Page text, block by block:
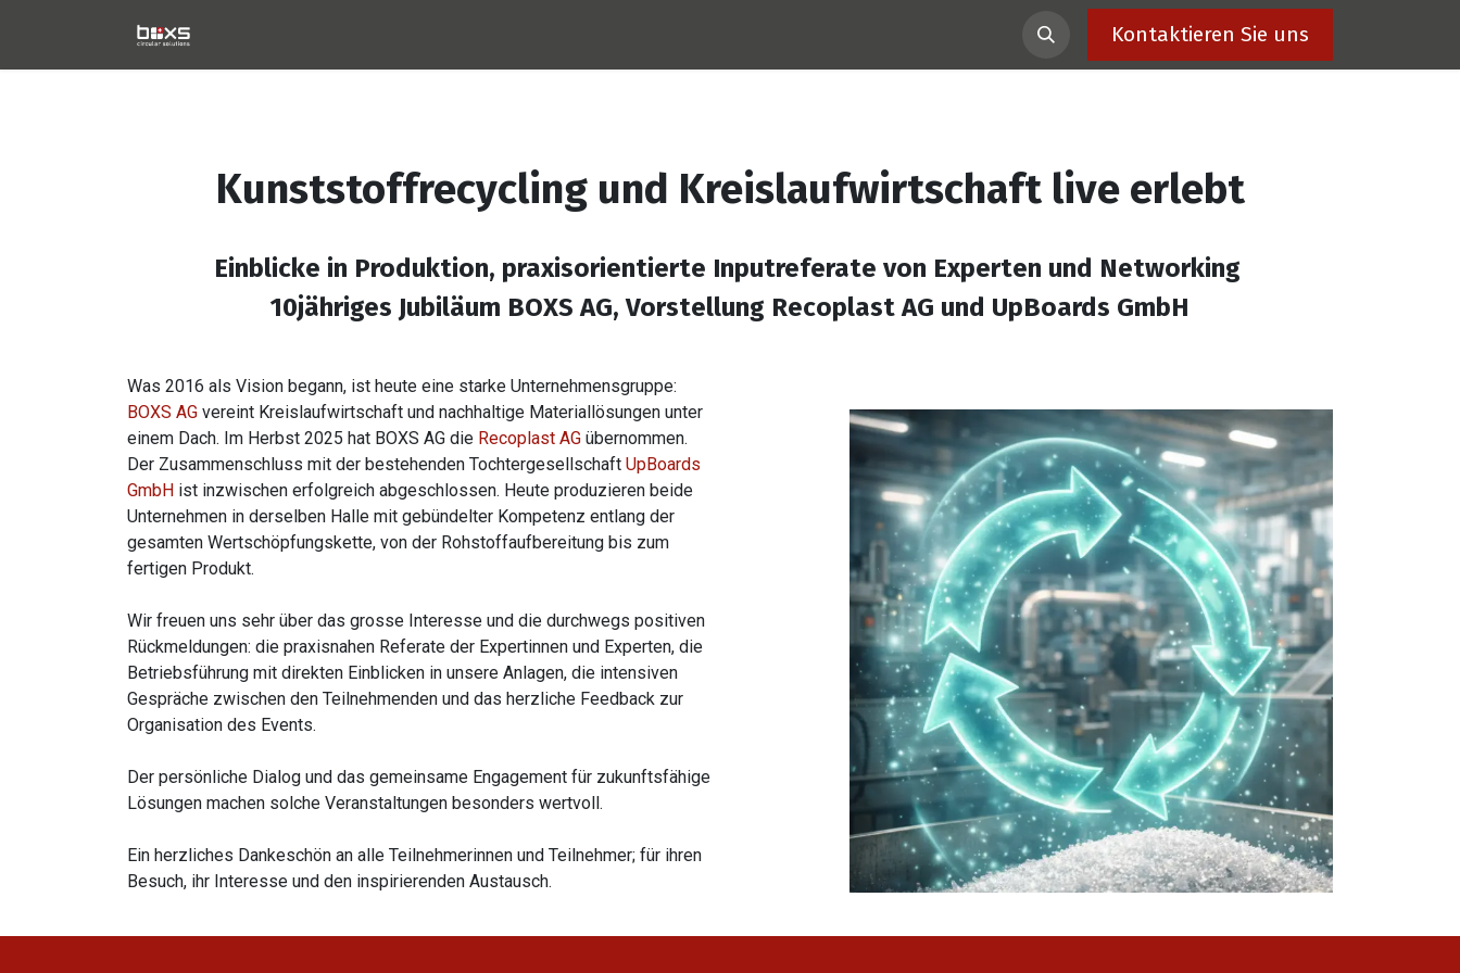
Kontaktieren Sie uns
Kunststoffrecycling und Kreislaufwirtschaft live erlebt
Einblicke in Produktion, praxisorientierte Inputreferate von Experten und Networking
10jähriges Jubiläum BOXS AG, Vorstellung Recoplast AG und UpBoards GmbH
Was 2016 als Vision begann, ist heute eine starke Unternehmensgruppe:
BOXS AG vereint Kreislaufwirtschaft und nachhaltige Materiallösungen unter
einem Dach. Im Herbst 2025 hat BOXS AG die Recoplast AG übernommen.
Der Zusammenschluss mit der bestehenden Tochtergesellschaft UpBoards
GmbH ist inzwischen erfolgreich abgeschlossen. Heute produzieren beide
Unternehmen in derselben Halle mit gebündelter Kompetenz entlang der
gesamten Wertschöpfungskette, von der Rohstoffaufbereitung bis zum
fertigen Produkt.
Wir freuen uns sehr über das grosse Interesse und die durchwegs positiven
Rückmeldungen: die praxisnahen Referate der Expertinnen und Experten, die
Betriebsführung mit direkten Einblicken in unsere Anlagen, die intensiven
Gespräche zwischen den Teilnehmenden und das herzliche Feedback zur
Organisation des Events.
Der persönliche Dialog und das gemeinsame Engagement für zukunftsfähige
Lösungen machen solche Veranstaltungen besonders wertvoll.
Ein herzliches Dankeschön an alle Teilnehmerinnen und Teilnehmer; für ihren
Besuch, ihr Interesse und den inspirierenden Austausch.